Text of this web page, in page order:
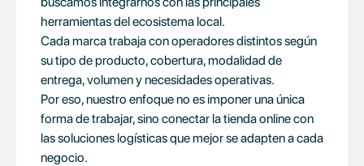
herramientas del ecosistema local.
Cada marca trabaja con operadores distintos según
su tipo de producto, cobertura, modalidad de
entrega, volumen y necesidades operativas.
Por eso, nuestro enfoque no es imponer una única
forma de trabajar, sino conectar la tienda online con
las soluciones logísticas que mejor se adapten a cada
negocio.